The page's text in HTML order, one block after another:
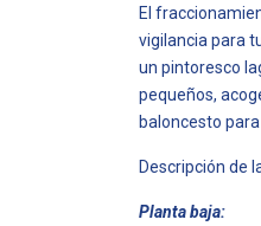
El
vigilancia para
un pintoresco
pequeños,
baloncesto
Descripción de
Planta baja: